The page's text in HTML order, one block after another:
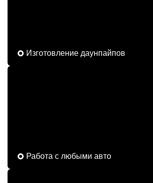
Изготовление даунпайпов
Работа с любыми авто